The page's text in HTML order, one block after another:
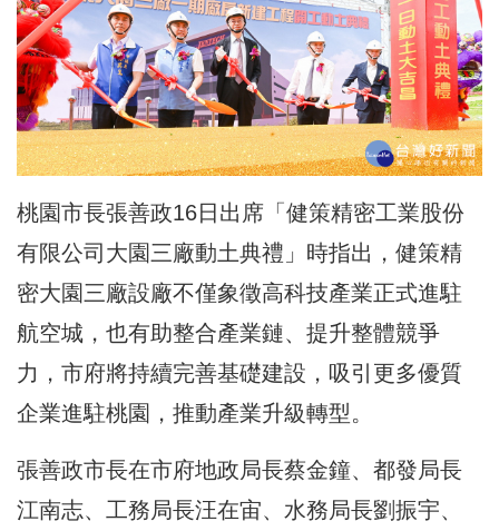
桃園市長張善政16日出席「健策精密工業股份
有限公司大園三廠動土典禮」時指出，健策精
密大園三廠設廠不僅象徵高科技產業正式進駐
航空城，也有助整合產業鏈、提升整體競爭
力，市府將持續完善基礎建設，吸引更多優質
企業進駐桃園，推動產業升級轉型。
張善政市長在市府地政局長蔡金鐘、都發局長
江南志、工務局長汪在宙、水務局長劉振宇、